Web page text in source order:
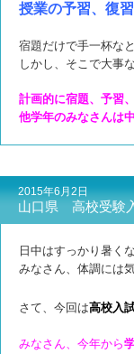
授業の予習、復
宿題だけで手一杯な
しかし、そこで大事な
計画的に宿題、予習
他学年のみなさんは
2015年6月2日
山口県 高校受験
日中はすっかり暑く
みなさん、体調には
さて、今回は高校入
みなさん、今年から